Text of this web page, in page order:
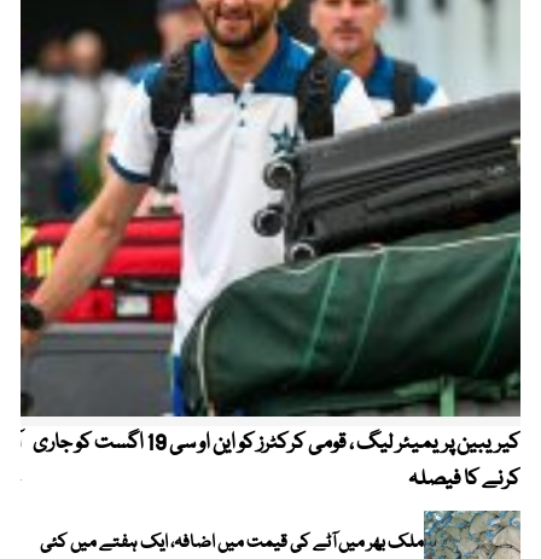
کیریبین پریمیئر لیگ ، قومی کرکٹرز کو این او سی 19 اگست کو جاری
کرنے کا فیصلہ
ملک بھر میں آٹے کی قیمت میں اضافہ، ایک ہفتے میں کئی